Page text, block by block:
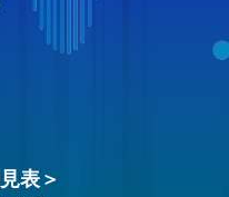
表＞